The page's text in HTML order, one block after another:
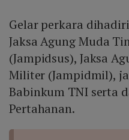
Gelar perkara
Jaksa Agung Muda
(Jampidsus), Jaksa
Militer (Jampidmil),
Babinkum TNI serta
Pertahanan.